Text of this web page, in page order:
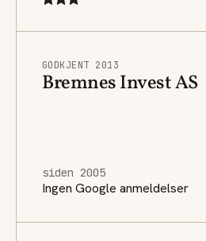
GODKJENT 2013
Bremnes Invest AS
siden 2005
Ingen Google anmeldelser